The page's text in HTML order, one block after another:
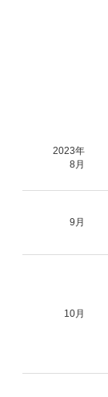
2023年
8月
9月
10月